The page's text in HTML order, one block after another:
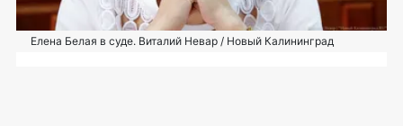
Елена Белая в суде. Виталий Невар / Новый Калининград